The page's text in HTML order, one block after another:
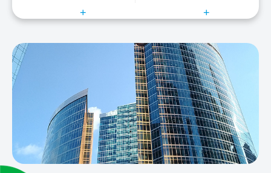
+ +